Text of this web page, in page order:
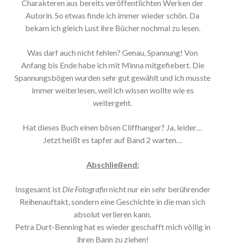
Charakteren aus bereits veröffentlichten Werken der
Autorin. So etwas finde ich immer wieder schön. Da
bekam ich gleich Lust ihre Bücher nochmal zu lesen.
Was darf auch nicht fehlen? Genau, Spannung! Von
Anfang bis Ende habe ich mit Minna mitgefiebert. Die
Spannungsbögen wurden sehr gut gewählt und ich musste
immer weiterlesen, weil ich wissen wollte wie es
weitergeht.
Hat dieses Buch einen bösen Cliffhanger? Ja, leider…
Jetzt heißt es tapfer auf Band 2 warten…
Abschließend:
Insgesamt ist Die Fotografinnicht nur ein sehr berührender
Reihenauftakt, sondern eine Geschichte in die man sich
absolut verlieren kann.
Petra Durt-Benning hat es wieder geschafft mich völlig in
ihren Bann zu ziehen!